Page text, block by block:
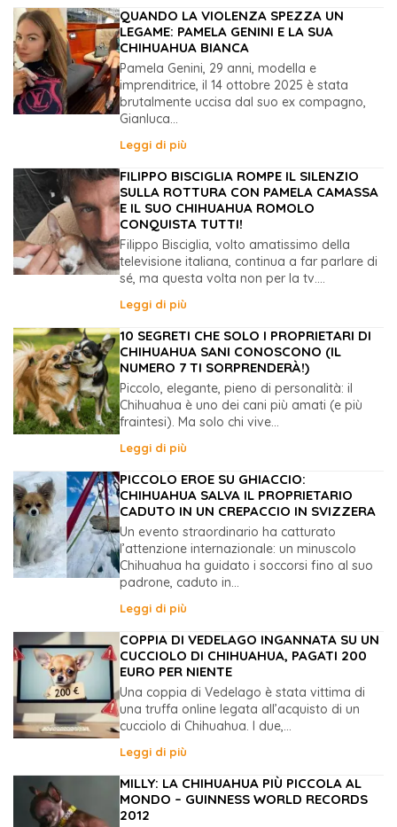
QUANDO LA VIOLENZA SPEZZA UN
LEGAME: PAMELA GENINI E LA SUA
CHIHUAHUA BIANCA
Pamela Genini, 29 anni, modella e
imprenditrice, il 14 ottobre 2025 è stata
brutalmente uccisa dal suo ex compagno,
Gianluca...
Leggi di più
FILIPPO BISCIGLIA ROMPE IL SILENZIO
SULLA ROTTURA CON PAMELA CAMASSA
E IL SUO CHIHUAHUA ROMOLO
CONQUISTA TUTTI!
Filippo Bisciglia, volto amatissimo della
televisione italiana, continua a far parlare di
sé, ma questa volta non per la tv....
Leggi di più
10 SEGRETI CHE SOLO I PROPRIETARI DI
CHIHUAHUA SANI CONOSCONO (IL
NUMERO 7 TI SORPRENDERÀ!)
Piccolo, elegante, pieno di personalità: il
Chihuahua è uno dei cani più amati (e più
fraintesi). Ma solo chi vive...
Leggi di più
PICCOLO EROE SU GHIACCIO:
CHIHUAHUA SALVA IL PROPRIETARIO
CADUTO IN UN CREPACCIO IN SVIZZERA
Un evento straordinario ha catturato
l’attenzione internazionale: un minuscolo
Chihuahua ha guidato i soccorsi fino al suo
padrone, caduto in...
Leggi di più
COPPIA DI VEDELAGO INGANNATA SU UN
CUCCIOLO DI CHIHUAHUA, PAGATI 200
EURO PER NIENTE
Una coppia di Vedelago è stata vittima di
una truffa online legata all’acquisto di un
cucciolo di Chihuahua. I due,...
Leggi di più
MILLY: LA CHIHUAHUA PIÙ PICCOLA AL
MONDO – GUINNESS WORLD RECORDS
2012